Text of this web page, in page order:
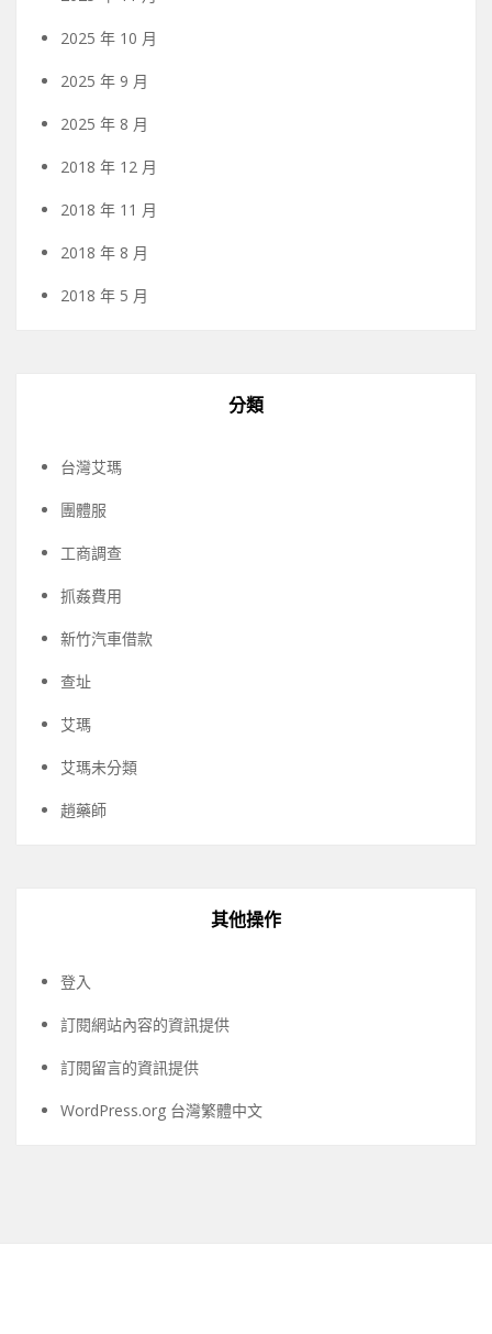
2025 年 10 月
2025 年 9 月
2025 年 8 月
2018 年 12 月
2018 年 11 月
2018 年 8 月
2018 年 5 月
分類
台灣艾瑪
團體服
工商調查
抓姦費用
新竹汽車借款
查址
艾瑪
艾瑪未分類
趙藥師
其他操作
登入
訂閱網站內容的資訊提供
訂閱留言的資訊提供
WordPress.org 台灣繁體中文